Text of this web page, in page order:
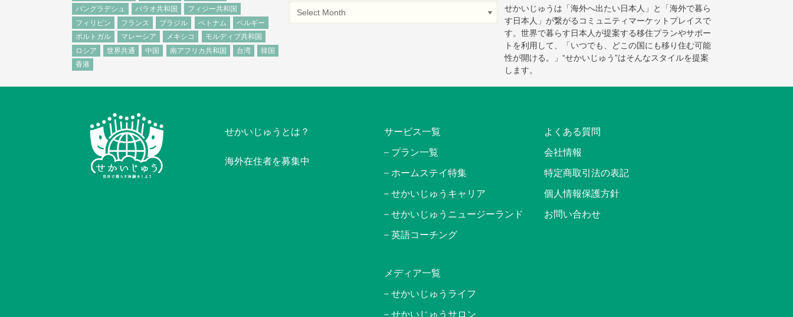
バングラデシュ
パラオ共和国
フィジー共和国
フィリピン
フランス ブラジル ベトナム
ベルギー
ポルトガル
マレーシア メキシコ
モルディブ共和国
ロシア
世界共通 中国 南アフリカ共和国 台湾
韓国
香港
せかいじゅうは「海外へ出たい日本人」と「海外で暮ら
す日本人」が繋がるコミュニティマーケットプレイスで
す。世界で暮らす日本人が提案する移住プランやサポー
トを利用して、「いつでも、どこの国にも移り住む可能
性が開ける。」“せかいじゅう”はそんなスタイルを提案
します。
せかいじゅうとは？
海外在住者を募集中
サービス一覧
プラン一覧
ホームステイ特集
せかいじゅうキャリア
せかいじゅうニュージーランド
英語コーチング
メディア一覧
せかいじゅうライフ
せかいじゅうサロン
よくある質問
会社情報
特定商取引法の表記
個人情報保護方針
お問い合わせ